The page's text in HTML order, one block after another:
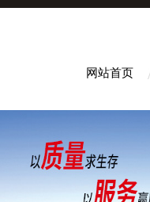
网站首页